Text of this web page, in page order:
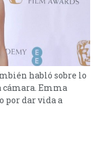
habló sobre lo
cámara. Emma
por dar vida a
la saga de Harry
Noé,